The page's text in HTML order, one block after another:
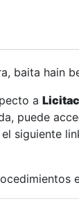
baita hain
a
puede
siguiente